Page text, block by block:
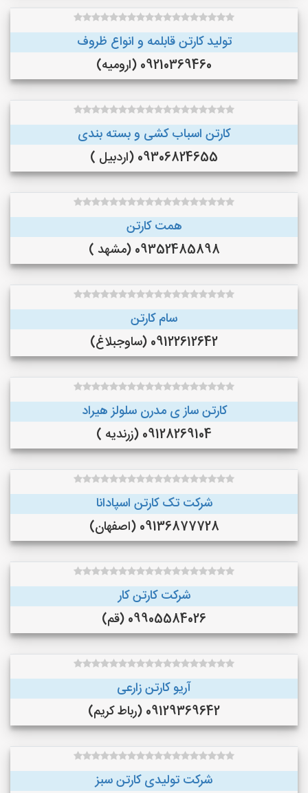
تولید کارتن قابلمه و انواع ظروف
09210369460 (ارومیه)
کارتن اسباب کشی و بسته بندی
09306824655 (اردبیل )
همت کارتن
09352485898 (مشهد )
سام کارتن
09122612642 (ساوجبلاغ)
کارتن ساز ی مدرن سلولز هیراد
09128269104 (زرندیه )
شرکت تک کارتن اسپادانا
09136877728 (اصفهان)
شرکت کارتن کار
09905584026 (قم)
آریو کارتن زارعی
09129369642 (رباط کریم)
شرکت تولیدی کارتن سبز